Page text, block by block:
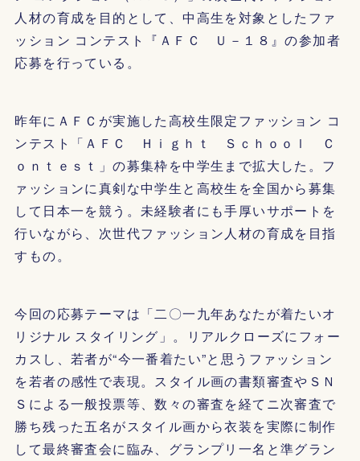
人材の育成を目的として、中高生を対象としたファ
ッション コンテスト『ＡＦＣ Ｕ－１８』の参加者
応募を行っている。
昨年にＡＦＣが実施した高校生限定ファッション コ
ンテスト「ＡＦＣ Ｈｉｇｈｔ Ｓｃｈｏｏｌ Ｃ
ｏｎｔｅｓｔ」の募集枠を中学生まで拡大した。フ
ァッションに真剣な中学生と高校生を全国から募集
して日本一を競う。未経験者にも手厚いサポートを
行いながら、次世代ファッション人材の育成を目指
すもの。
今回の応募テーマは「二〇一九年あなたが着たいオ
リジナル スタイリング」。リアルクローズにフォー
カスし、若者が“今一番着たい”と思うファッション
を若者の感性で表現。スタイル画の書類審査やＳＮ
Ｓによる一般投票等、数々の審査を経てニ次審査で
勝ち残った五名がスタイル画から衣装を実際に制作
して最終審査会に臨み、グランプリ一名と準グラン